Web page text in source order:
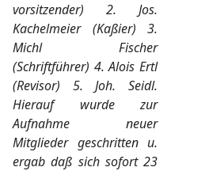
vorsitzender) 2. Jos.
Kachelmeier (Kaßier) 3.
Michl Fischer
(Schriftführer) 4. Alois Ertl
(Revisor) 5. Joh. Seidl.
Hierauf wurde zur
Aufnahme neuer
Mitglieder geschritten u.
ergab daß sich sofort 23